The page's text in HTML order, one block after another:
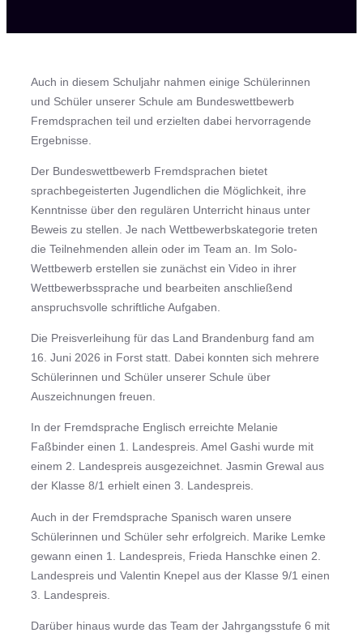
Auch in diesem Schuljahr nahmen einige Schülerinnen
und Schüler unserer Schule am Bundeswettbewerb
Fremdsprachen teil und erzielten dabei hervorragende
Ergebnisse.
Der Bundeswettbewerb Fremdsprachen bietet
sprachbegeisterten Jugendlichen die Möglichkeit, ihre
Kenntnisse über den regulären Unterricht hinaus unter
Beweis zu stellen. Je nach Wettbewerbskategorie treten
die Teilnehmenden allein oder im Team an. Im Solo-
Wettbewerb erstellen sie zunächst ein Video in ihrer
Wettbewerbssprache und bearbeiten anschließend
anspruchsvolle schriftliche Aufgaben.
Die Preisverleihung für das Land Brandenburg fand am
16. Juni 2026 in Forst statt. Dabei konnten sich mehrere
Schülerinnen und Schüler unserer Schule über
Auszeichnungen freuen.
In der Fremdsprache Englisch erreichte Melanie
Faßbinder einen 1. Landespreis. Amel Gashi wurde mit
einem 2. Landespreis ausgezeichnet. Jasmin Grewal aus
der Klasse 8/1 erhielt einen 3. Landespreis.
Auch in der Fremdsprache Spanisch waren unsere
Schülerinnen und Schüler sehr erfolgreich. Marike Lemke
gewann einen 1. Landespreis, Frieda Hanschke einen 2.
Landespreis und Valentin Knepel aus der Klasse 9/1 einen
3. Landespreis.
Darüber hinaus wurde das Team der Jahrgangsstufe 6 mit